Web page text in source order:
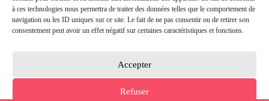
à ces technologies nous permettra de traiter des données telles que le comportement de
navigation ou les ID uniques sur ce site. Le fait de ne pas consentir ou de retirer son
consentement peut avoir un effet négatif sur certaines caractéristiques et fonctions.
Accepter
Refuser
pour plus d’informations.
Faire un don à l'association